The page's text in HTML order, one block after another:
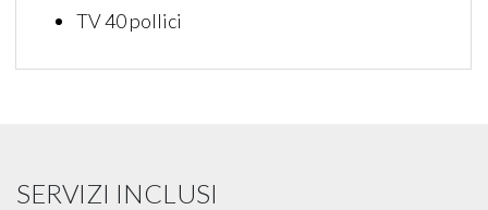
TV 40 pollici
SERVIZI INCLUSI